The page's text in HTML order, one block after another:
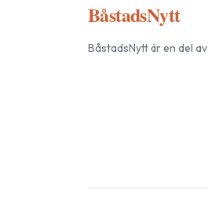
BåstadsNytt
BåstadsNyttär en del av